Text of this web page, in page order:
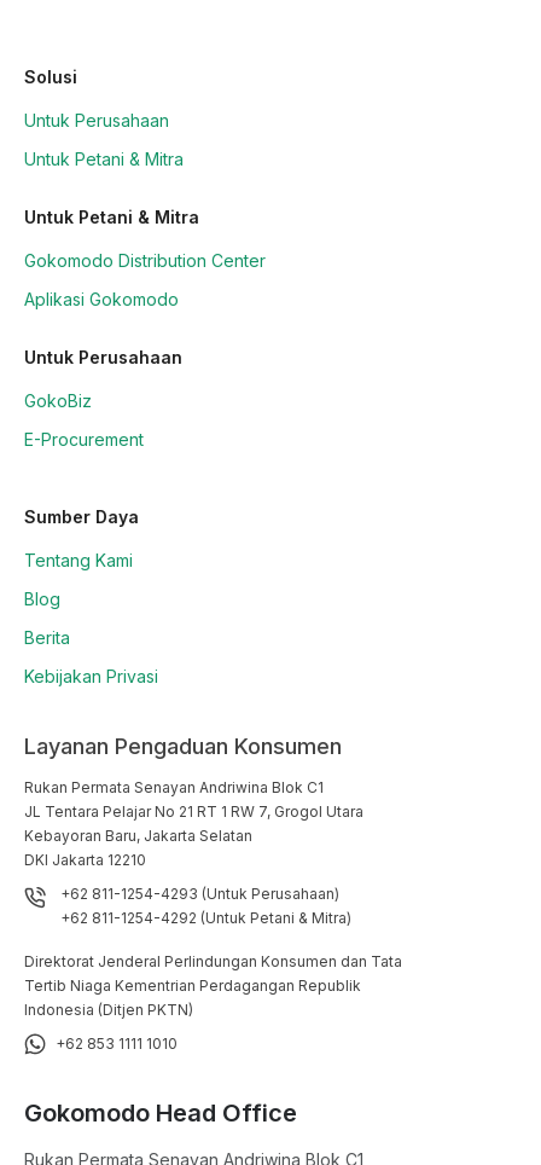
Solusi
Untuk Perusahaan
Untuk Petani & Mitra
Untuk Petani & Mitra
Gokomodo Distribution Center
Aplikasi Gokomodo
Untuk Perusahaan
GokoBiz
E-Procurement
Sumber Daya
Tentang Kami
Blog
Berita
Kebijakan Privasi
Layanan Pengaduan Konsumen
Rukan Permata Senayan Andriwina Blok C1
JL Tentara Pelajar No 21 RT 1 RW 7, Grogol Utara
Kebayoran Baru, Jakarta Selatan
DKI Jakarta 12210
+62 811-1254-4293 (Untuk Perusahaan)
+62 811-1254-4292 (Untuk Petani & Mitra)
Direktorat Jenderal Perlindungan Konsumen dan Tata
Tertib Niaga Kementrian Perdagangan Republik
Indonesia (Ditjen PKTN)
+62 853 1111 1010
Gokomodo Head Office
Rukan Permata Senayan Andriwina Blok C1